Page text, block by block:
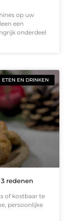
op uw
een
onderdeel
ETEN EN DRINKEN
redenen
of kostbaar te
persoonlijke